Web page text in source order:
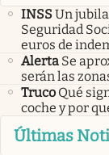
INSSUn
Seguridad
euros de
Alerta Se
serán las
Truco Qué
coche y por
Últimas